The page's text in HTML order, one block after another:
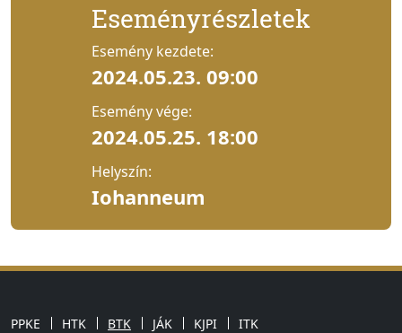
Eseményrészletek
Esemény kezdete:
2024.05.23. 09:00
Esemény vége:
2024.05.25. 18:00
Helyszín:
Iohanneum
PPKE HTK BTK JÁK KJPI ITK